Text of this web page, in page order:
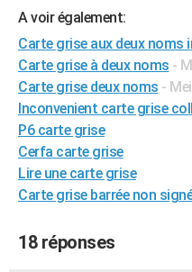
Alimentation
Guide de la santé
Maladies
Médicaments
Sommeil
VOYAGE
Destinations
City break
Voyage nature
Voyage de noces
Forum
Climat
+PHOTO
GUIDES D'ACHAT
BONS PLANS
CARTE DE VOEUX
Dictionnaire
Biographies
Citations
Expressions
Proverbes
A voir également:
Carte grise aux deux noms
Carte grise à deux noms -
Carte grise deux noms -
Inconvenient carte grise
P6 carte grise
Cerfa carte grise
Lire une carte grise
Carte grise barrée non
18 réponses